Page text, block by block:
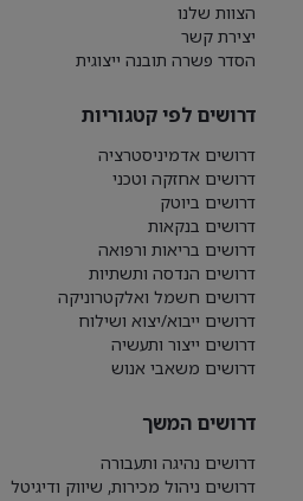
הצוות שלנו
יצירת קשר
הסדר פשרה תובנה ייצוגית
דרושים לפי קטגוריות
דרושים אדמיניסטרציה
דרושים אחזקה וטכני
דרושים ביוטק
דרושים בנקאות
דרושים בריאות ורפואה
דרושים הנדסה ותשתיות
דרושים חשמל ואלקטרוניקה
דרושים ייבוא/יצוא ושילוח
דרושים ייצור ותעשיה
דרושים משאבי אנוש
דרושים המשך
דרושים נהיגה ותעבורה
דרושים ניהול מכירות, שיווק ודיגיטל